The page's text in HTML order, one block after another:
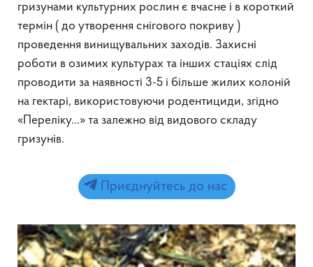
гризунами культурних рослин є вчасне і в короткий
термін ( до утворення снігового покриву )
проведення винищувальних заходів. Захисні
роботи в озимих культурах та інших стаціях слід
проводити за наявності 3-5 і більше жилих колоній
на гектарі, використовуючи родентициди, згідно
«Переліку…» та залежно від видового складу
гризунів.
Приєднуйтесь до нас